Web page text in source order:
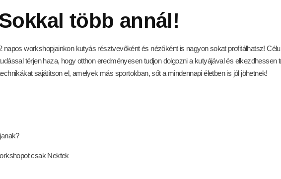
több annál!
napos workshopjainkon kutyás résztvevőként és nézőként is nagyon sokat profitálhatsz!
térjen haza, hogy otthon eredményesen tudjon dolgozni a kutyájával és elkezdhessen
sajátítson el, amelyek más sportokban, sőt a mindennapi életben is jól jöhetnek!
csak Nektek